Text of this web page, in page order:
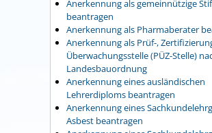
Anerkennung als gemeinnützige
beantragen
Anerkennung als Pharmaberater
Anerkennung als Prüf-,
Überwachungsstelle (PÜZ-Stelle)
Landesbauordnung
Anerkennung eines ausländischen
Lehrerdiploms beantragen
Anerkennung eines
Asbest beantragen